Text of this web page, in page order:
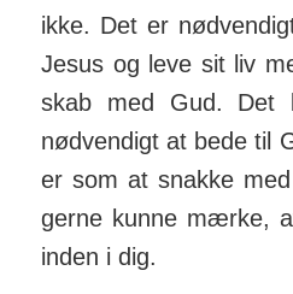
ikke. Det er
Jesus og leve sit liv
skab med Gud. Det
nød­vendigt at bede til
er som at snakke
gerne kunne mærke,
inden i dig.